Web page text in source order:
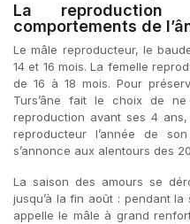
La
comportements de
Le mâle reproducteur, le
14 et 16 mois. La femelle
de 16 à 18 mois. Pour
Turs’âne fait le choix de
reproduction avant ses 4
reproducteur l’année de
s’annonce aux alentours des
La saison des amours se
jusqu’à la fin août : pendant la
appelle le mâle à grand